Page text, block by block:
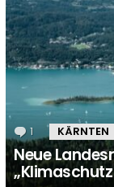
1 Kommentar
KÄRNTEN
Neue